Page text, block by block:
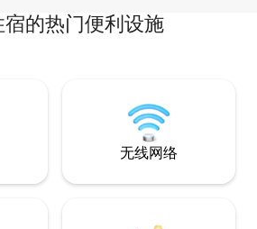
宿的热门便利设施
无线网络